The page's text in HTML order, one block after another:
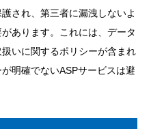
され、第三者に漏洩しないよ
あります。これには、データ
いに関するポリシーが含まれ
明確でないASPサービスは避